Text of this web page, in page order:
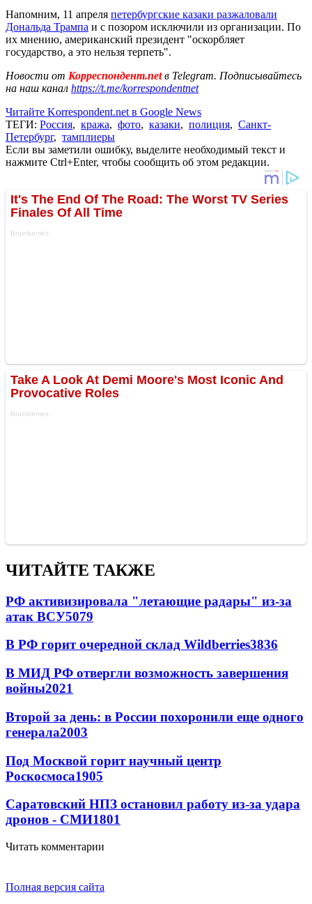
Напомним, 11 апреля петербургские казаки разжаловали
Дональда Трампа и с позором исключили из организации. По
их мнению, американский президент "оскорбляет
государство, а это нельзя терпеть".
Новости от Корреспондент.netв Telegram. Подписывайтесь
на наш канал https://t.me/korrespondentnet
Читайте Korrespondent.net в Google News
ТЕГИ: Россия, кража, фото, казаки, полиция, Санкт-
Петербург, тамплиеры
Если вы заметили ошибку, выделите необходимый текст и
нажмите Ctrl+Enter, чтобы сообщить об этом редакции.
ЧИТАЙТЕ ТАКЖЕ
РФ активизировала "летающие радары" из-за
атак ВСУ5079
В РФ горит очередной склад Wildberries3836
В МИД РФ отвергли возможность завершения
войны2021
Второй за день: в России похоронили еще одного
генерала2003
Под Москвой горит научный центр
Роскосмоса1905
Саратовский НПЗ остановил работу из-за удара
дронов - СМИ1801
Читать комментарии
Полная версия сайта